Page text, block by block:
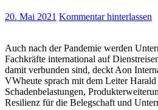
20. Mai 2021 Kommentar hinterlassen
Auch nach der Pandemie werden
Fachkräfte international auf
damit verbunden sind, deckt Aon
VWheute sprach mit dem Leiter
Schadenbelastungen,
Resilienz für die Belegschaft und